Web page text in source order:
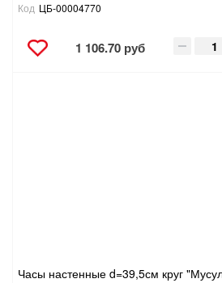
Код ЦБ-00004770
1 106.70 руб
Часы настенные d=39,5см круг